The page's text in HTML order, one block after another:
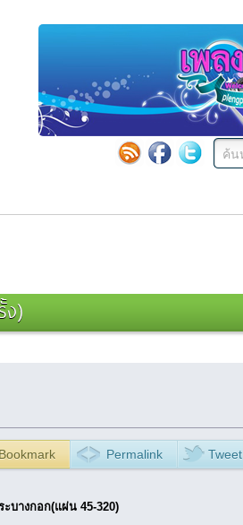
)
Bookmark Permalink Tweet
บางกอก(แผ่น 45-320)